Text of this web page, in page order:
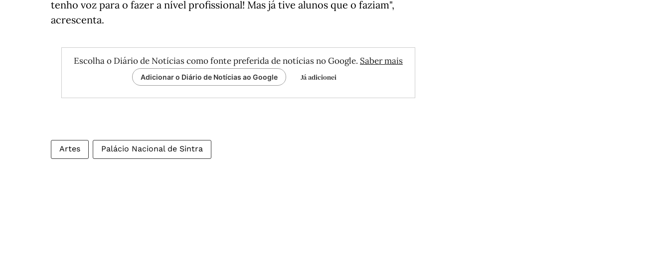
tenho voz para o fazer a nível profissional! Mas já tive alunos que o faziam",
acrescenta.
Escolha o Diário de Notícias como fonte preferida de notícias no Google. Saber mais
Adicionar o Diário de Notícias ao Google Já adicionei
Artes Palácio Nacional de Sintra